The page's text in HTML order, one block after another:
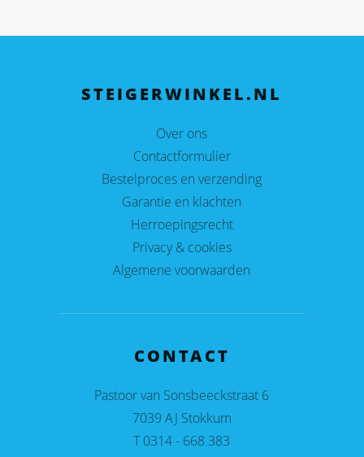
STEIGERWINKEL.NL
Over ons
Contactformulier
Bestelproces en verzending
Garantie en klachten
Herroepingsrecht
Privacy & cookies
Algemene voorwaarden
CONTACT
Pastoor van Sonsbeeckstraat 6
7039 AJ Stokkum
T 0314 - 668 383